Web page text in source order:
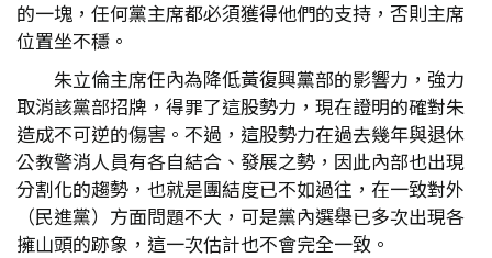
的一塊，任何黨主席都必須獲得他們的支持，否則主席
位置坐不穩。
朱立倫主席任內為降低黃復興黨部的影響力，強力
取消該黨部招牌，得罪了這股勢力，現在證明的確對朱
造成不可逆的傷害。不過，這股勢力在過去幾年與退休
公教警消人員有各自結合、發展之勢，因此內部也出現
分割化的趨勢，也就是團結度已不如過往，在一致對外
（民進黨）方面問題不大，可是黨內選舉已多次出現各
擁山頭的跡象，這一次估計也不會完全一致。